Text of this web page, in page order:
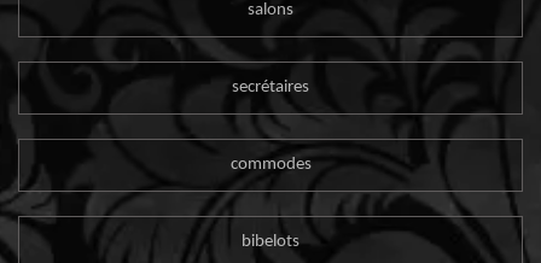
salons
secrétaires
commodes
bibelots